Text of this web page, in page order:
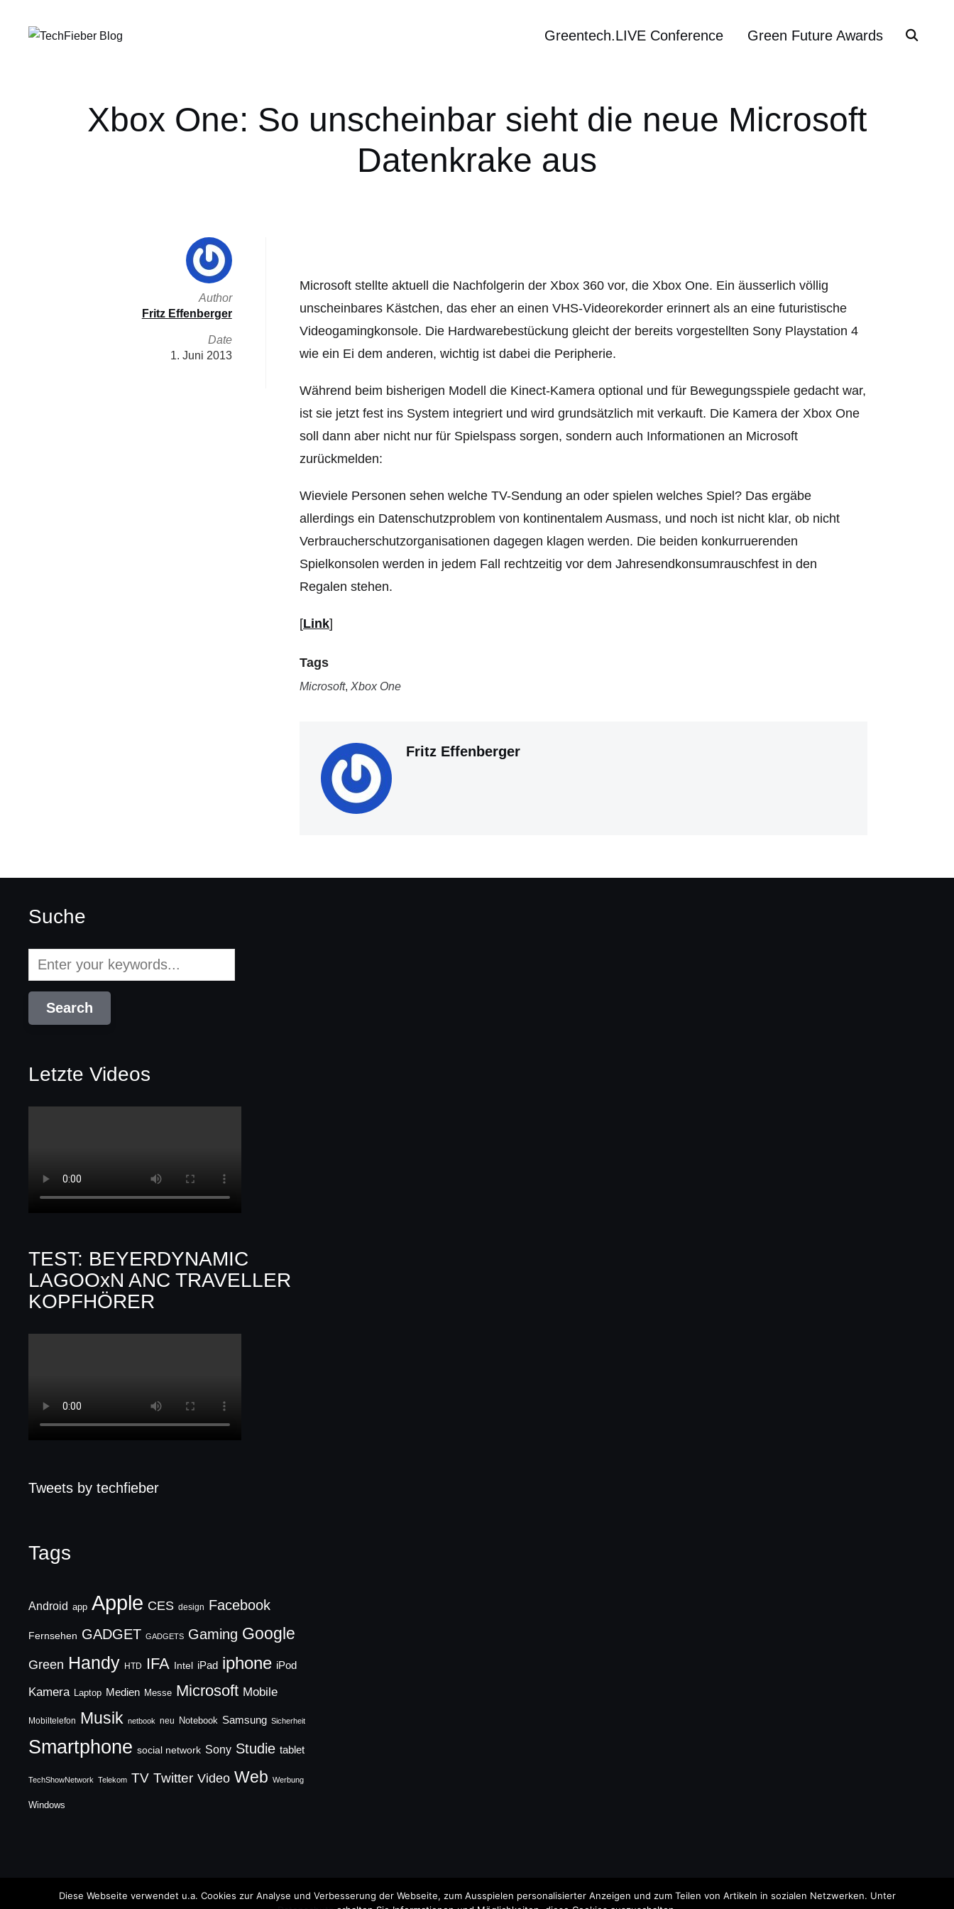
Greentech.LIVE Conference Green Future Awards
Xbox One: So unscheinbar sieht die neue Microsoft
Datenkrake aus
Microsoft stellte aktuell die Nachfolgerin der Xbox 360 vor, die Xbox One. Ein äusserlich völlig
unscheinbares Kästchen, das eher an einen VHS-Videorekorder erinnert als an eine futuristische
Videogamingkonsole. Die Hardwarebestückung gleicht der bereits vorgestellten Sony Playstation 4
wie ein Ei dem anderen, wichtig ist dabei die Peripherie.
Während beim bisherigen Modell die Kinect-Kamera optional und für Bewegungsspiele gedacht war,
ist sie jetzt fest ins System integriert und wird grundsätzlich mit verkauft. Die Kamera der Xbox One
soll dann aber nicht nur für Spielspass sorgen, sondern auch Informationen an Microsoft
zurückmelden:
Wieviele Personen sehen welche TV-Sendung an oder spielen welches Spiel? Das ergäbe
allerdings ein Datenschutzproblem von kontinentalem Ausmass, und noch ist nicht klar, ob nicht
Verbraucherschutzorganisationen dagegen klagen werden. Die beiden konkurruerenden
Spielkonsolen werden in jedem Fall rechtzeitig vor dem Jahresendkonsumrauschfest in den
Regalen stehen.
[Link]
Tags
Microsoft, Xbox One
Fritz Effenberger
Author
Fritz Effenberger
Date
1. Juni 2013
Suche
Letzte Videos
TEST: BEYERDYNAMIC
LAGOOxN ANC TRAVELLER
KOPFHÖRER
Tweets by techfieber
Tags
Android app Apple CES design Facebook
Fernsehen GADGET GADGETS Gaming Google
Green Handy HTD IFA Intel iPad iphone iPod
Kamera Laptop Medien Messe Microsoft Mobile
Mobiltelefon Musik netbook neu Notebook Samsung Sicherheit
Smartphone social network Sony Studie tablet
TechShowNetwork Telekom TV Twitter Video Web Werbung
Windows
Copyright © 2026 TechFieber Blog
Diese Webseite verwendet u.a. Cookies zur Analyse und Verbesserung der Webseite, zum Ausspielen personalisierter Anzeigen und zum Teilen von Artikeln in sozialen Netzwerken. Unter